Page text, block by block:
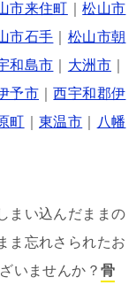
市来住町 ｜松山市
市石手
松山市朝
和島市 大洲市
予市
西宇和郡伊
町 ｜東温市
八幡
まい込んだままの
ま忘れさられたお
いませんか？ 骨